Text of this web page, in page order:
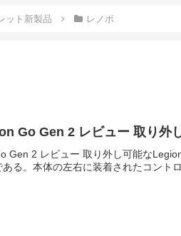
ット新製品 レノボ
Go Gen 2 レビュー 取り外
Gen 2 レビュー 取り外し可能な
る。本体の左右に装着されたコント